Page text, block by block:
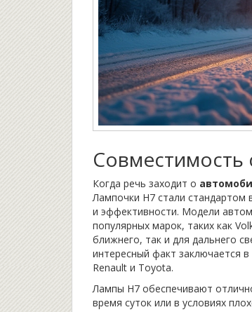
Когда речь заходит о
Лампочки H7 стали
и эффективности. Модели
популярных марок, таких как
ближнего, так и для дальнего
интересный факт заключается
Renault и Toyota.
Лампы H7 обеспечивают
время суток или в условиях